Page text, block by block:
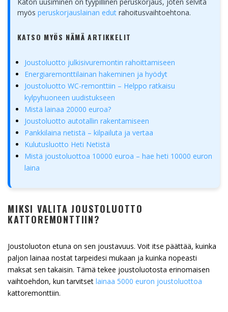
myös peruskorjauslainan edut rahoitusvaihtoehtona.
KATSO MYÖS NÄMÄ ARTIKKELIT
Joustoluotto julkisivuremontin rahoittamiseen
Energiaremonttilainan hakeminen ja hyödyt
Joustoluotto WC-remonttiin – Helppo ratkaisu
kylpyhuoneen uudistukseen
Mistä lainaa 20000 euroa?
Joustoluotto autotallin rakentamiseen
Pankkilaina netistä – kilpailuta ja vertaa
Kulutusluotto Heti Netistä
Mistä joustoluottoa 10000 euroa – hae heti 10000 euron
laina
MIKSI VALITA JOUSTOLUOTTO
KATTOREMONTTIIN?
Joustoluoton etuna on sen joustavuus. Voit itse päättää, kuinka
paljon lainaa nostat tarpeidesi mukaan ja kuinka nopeasti
maksat sen takaisin. Tämä tekee joustoluotosta erinomaisen
vaihtoehdon, kun tarvitset lainaa 5000 euron joustoluottoa
kattoremonttiin.